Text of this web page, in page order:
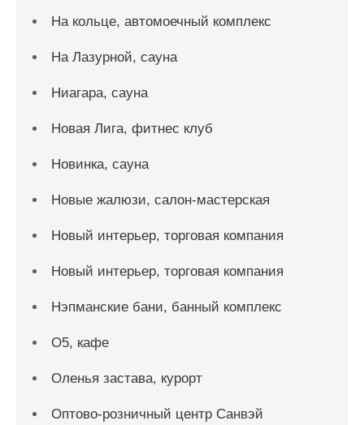
На кольце, автомоечный комплекс
На Лазурной, сауна
Ниагара, сауна
Новая Лига, фитнес клуб
Новинка, сауна
Новые жалюзи, салон-мастерская
Новый интерьер, торговая компания
Новый интерьер, торговая компания
Нэпманские бани, банный комплекс
О5, кафе
Оленья застава, курорт
Оптово-розничный центр Санвэй